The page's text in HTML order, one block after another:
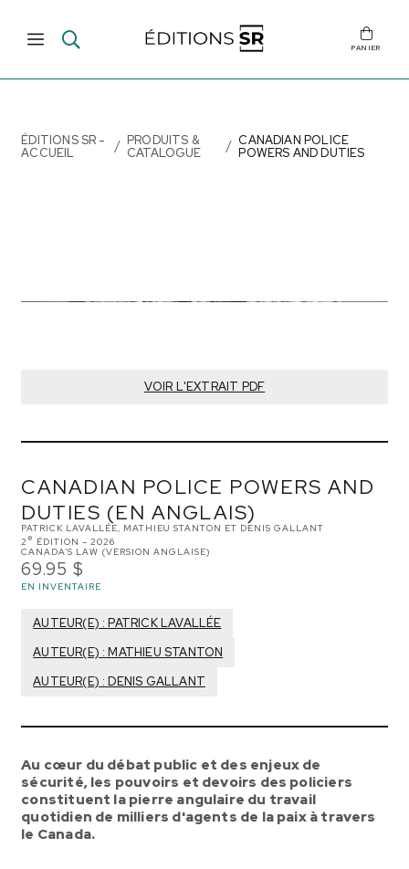
PANIER
ÉDITIONS SR -
ACCUEIL
PRODUITS &
CATALOGUE
CANADIAN POLICE
POWERS AND DUTIES
VOIR L'EXTRAIT PDF
CANADIAN POLICE POWERS AND
DUTIES (EN ANGLAIS)
PATRICK LAVALLÉE, MATHIEU STANTON ET DENIS GALLANT
2 e ÉDITION – 2026
CANADA’S LAW (VERSION ANGLAISE)
69.95 $
EN INVENTAIRE
AUTEUR(E) : PATRICK LAVALLÉE
AUTEUR(E) : MATHIEU STANTON
AUTEUR(E) : DENIS GALLANT
Au cœur du débat public et des enjeux de
sécurité, les pouvoirs et devoirs des policiers
constituent la pierre angulaire du travail
quotidien de milliers d'agents de la paix à travers
le Canada.